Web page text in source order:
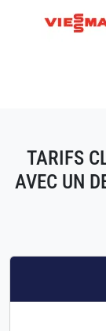
TARIFS
AVEC UN